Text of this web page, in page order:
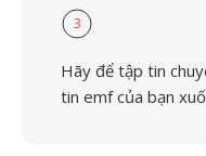
3
Hãy để tập tin
tin emf của bạn